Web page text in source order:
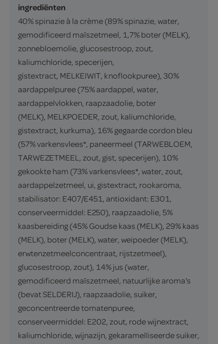
ingrediënten
40% spinazie à la crème (89% spinazie, water,
gemodificeerd maïszetmeel, 1,7% boter (MELK),
zonnebloemolie, glucosestroop, zout,
kaliumchloride, specerijen,
gistextract, MELKEIWIT, knoflookpuree), 30%
aardappelpuree (75% aardappel, water,
aardappelvlokken, raapzaadolie, boter
(MELK), MELKPOEDER, zout, kaliumchloride,
gistextract, kurkuma), 16% gegaarde cordon bleu
(57% varkensvlees*, paneermeel (TARWEBLOEM,
TARWEZETMEEL, zout, gist, specerijen), 10%
gekookte ham (73% varkensvlees*, water, zout,
aardappelzetmeel, ui, gistextract, rookaroma,
stabilisator: E407/E451, antioxidant: E301,
conserveermiddel: E250), raapzaadolie, 5%
kaasbereiding (45% Goudse kaas (MELK), 29% kaas
(MELK), boter (MELK), water, weipoeder (MELK),
erwtenzetmeelconcentraat, rijstzetmeel),
glucosestroop, zout), 14% jus (water,
gemodificeerd maïszetmeel, natuurlijke aroma's
(bevat SELDERIJ), raapzaadolie, suiker,
geconcentreerde tomatenpuree,
conserveermiddel: E202, zout, rode wijnextract,
kaliumchloride, wijnazijn, gekaramelliseerde suiker,